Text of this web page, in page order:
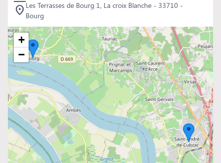
Les Terrasses de Bourg 1, La croix Blanche - 33710 -
Bourg
+
−